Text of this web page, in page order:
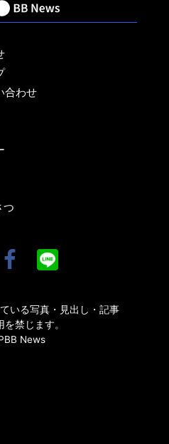
合わせ
つ
いる写真・見出し・記事
禁じます。
News